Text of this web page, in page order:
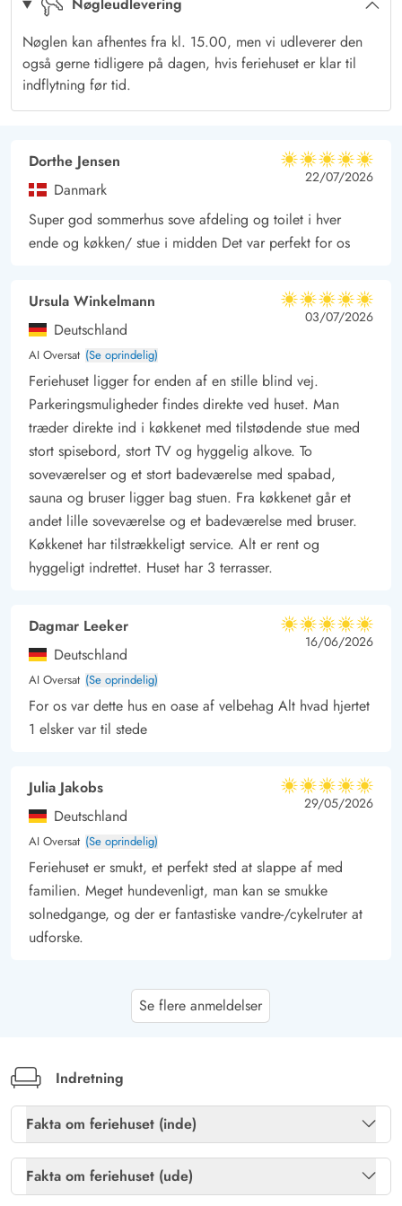
perfekte rammer til nærvær og hygge.
Tænd op i brændeovnen, åbn en flakse vin og hyg jer med
fælles madlavning, mens I lytter til ildens terapeutiske knitren.
Efter en lækker middag kan I slå mave med et sjovt brætspil
eller en god bog i den hyggelige alkove. Eller på sofaen med
Og har du en muskel eller to, som trænger til afspænding, så
und dig selv en velgørende massage i husets boblebad
søvn, før næste feriedag kan begynde på samme afslappede
Nøgleudlevering
Nøglen kan afhentes fra kl. 15.00, men vi udleverer den
også gerne tidligere på dagen, hvis feriehuset er klar til
indflytning før tid.
Dorthe Jensen
Danmark
5 ud af 5
5 ud af 5
5 out of 5
22/07/2026
Super god sommerhus sove afdeling og toilet i hver
ende og køkken/ stue i midden Det var perfekt for os
Ursula Winkelmann
Deutschland
AI Oversat (Se oprindelig)
5 ud af 5
5 ud af 5
5 out of 5
03/07/2026
Feriehuset ligger for enden af en stille blind vej.
Parkeringsmuligheder findes direkte ved huset. Man
træder direkte ind i køkkenet med tilstødende stue med
stort spisebord, stort TV og hyggelig alkove. To
soveværelser og et stort badeværelse med spabad,
sauna og bruser ligger bag stuen. Fra køkkenet går et
andet lille soveværelse og et badeværelse med bruser.
Køkkenet har tilstrækkeligt service. Alt er rent og
hyggeligt indrettet. Huset har 3 terrasser.
Dagmar Leeker
Deutschland
AI Oversat (Se oprindelig)
5 ud af 5
5 ud af 5
5 out of 5
16/06/2026
For os var dette hus en oase af velbehag Alt hvad hjertet
1 elsker var til stede
Julia Jakobs
Deutschland
AI Oversat (Se oprindelig)
5 ud af 5
5 ud af 5
5 out of 5
29/05/2026
Feriehuset er smukt, et perfekt sted at slappe af med
familien. Meget hundevenligt, man kan se smukke
solnedgange, og der er fantastiske vandre-/cykelruter at
udforske.
Carsten Bohlmann
Fantastisk hus. Alt hvad man ønsker og har brug for, er
overraskelse/behagelighed. Vores hund følte sig også
meget godt tilpas og fandt straks sin yndlingsplads. Vi
kommer helt sikkert tilbage.
Se flere anmeldelser
Indretning
Fakta om feriehuset (inde)
Brændeovn
Ja
Fakta om feriehuset (ude)